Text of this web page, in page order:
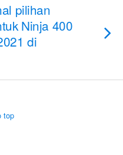
pilihan
Ninja 400
di
top